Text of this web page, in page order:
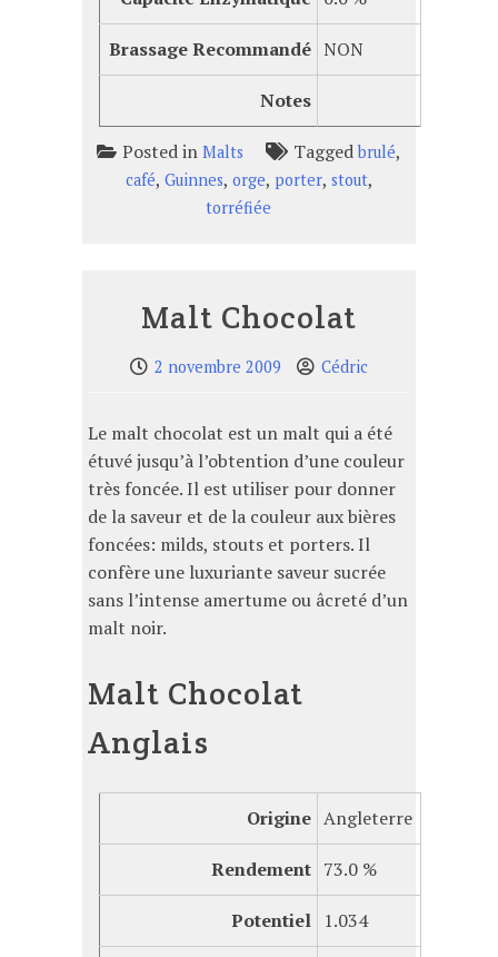
Brassage Recommandé NON
Notes
Posted in Malts Taggedbrulé,
café, Guinnes, orge, porter, stout,
torréfiée
Malt Chocolat
2 novembre 2009 Cédric
Le malt chocolat est un malt qui a été
étuvé jusqu’à l’obtention d’une couleur
très foncée. Il est utiliser pour donner
de la saveur et de la couleur aux bières
foncées: milds, stouts et porters. Il
confère une luxuriante saveur sucrée
sans l’intense amertume ou âcreté d’un
malt noir.
Malt Chocolat
Anglais
Origine Angleterre
Rendement 73.0 %
Potentiel 1.034